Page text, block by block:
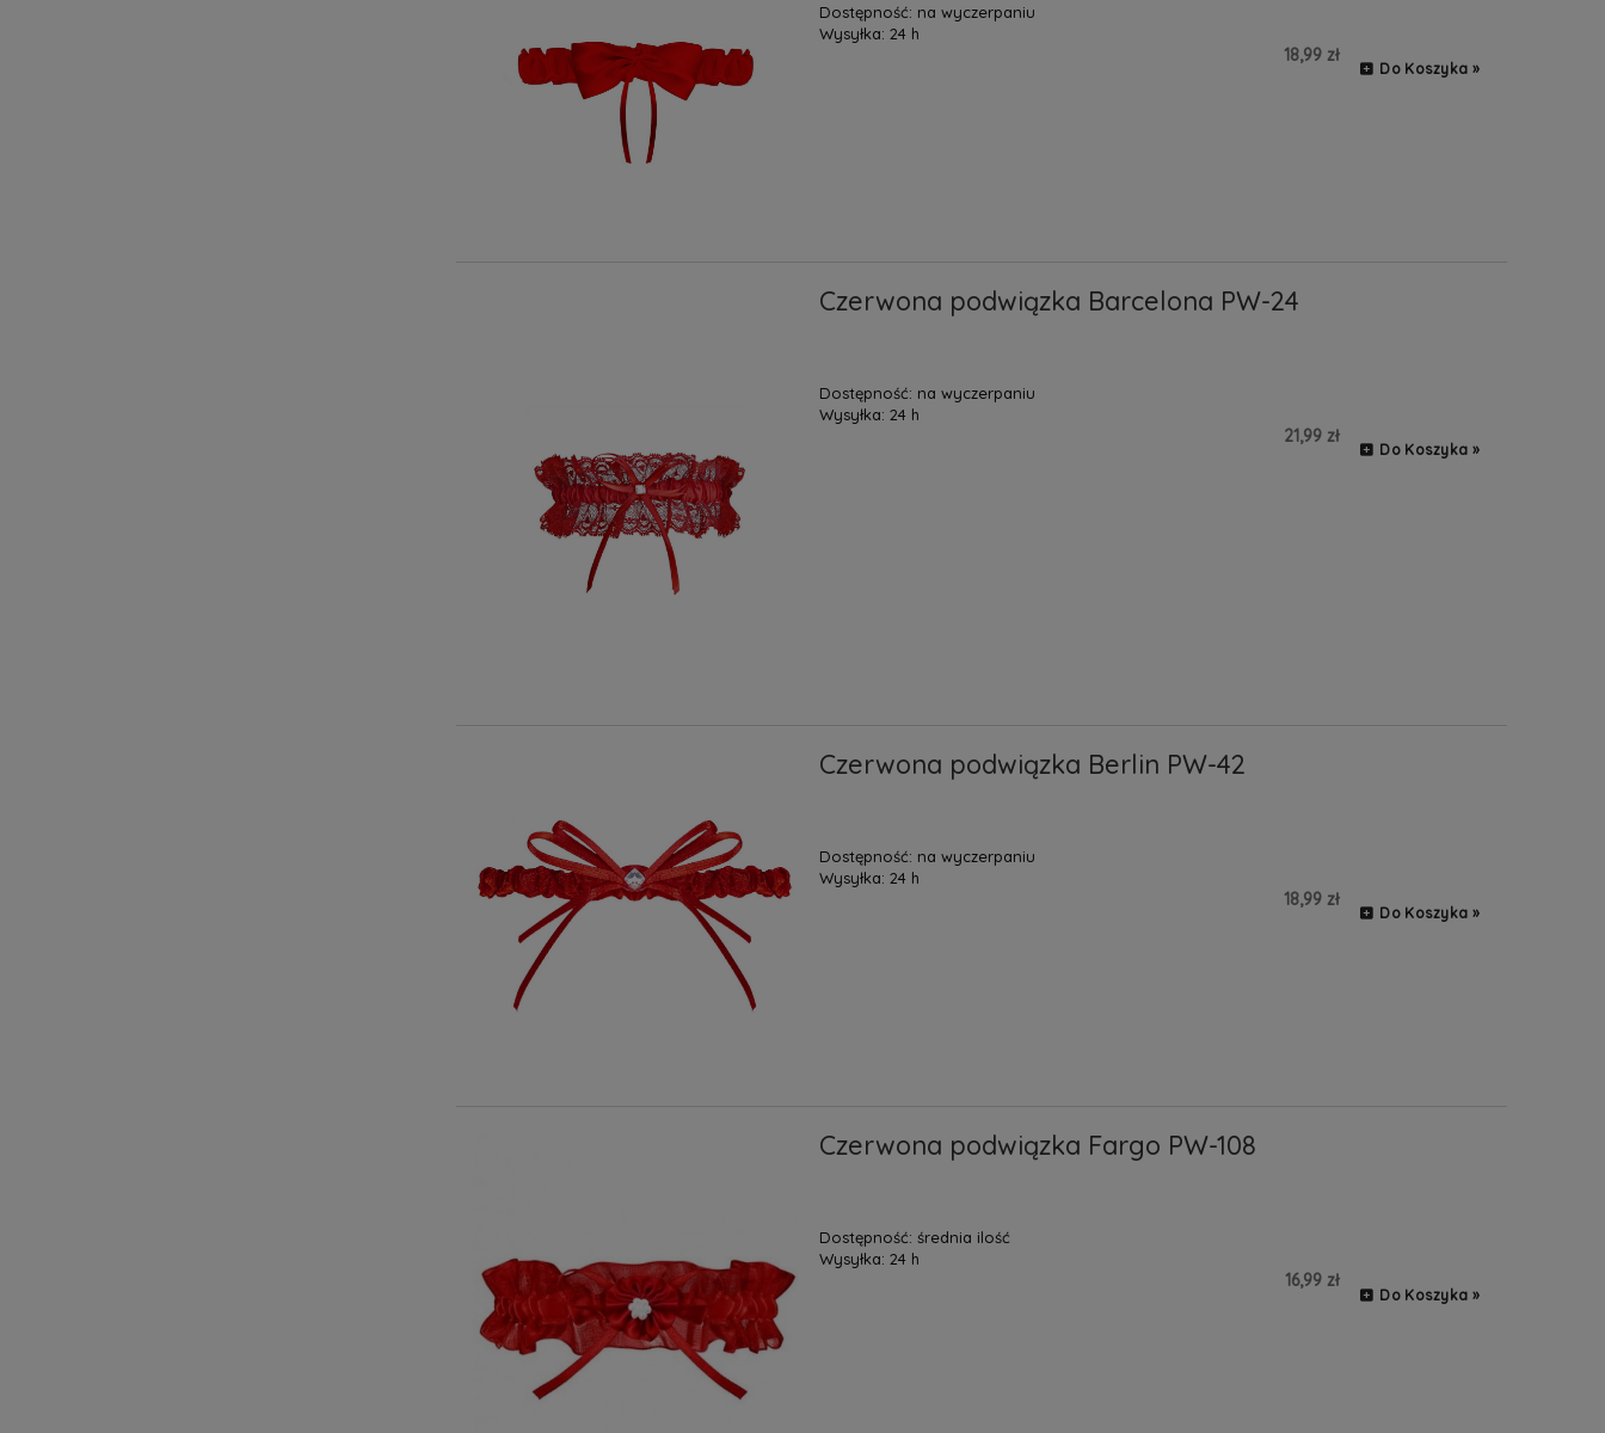
Dostępność: na wyczerpaniu
Wysyłka: 24 h
18,99 zł
Do Koszyka »
Czerwona podwiązka Barcelona PW-24
Dostępność: na wyczerpaniu
Wysyłka: 24 h
21,99 zł
Do Koszyka »
Czerwona podwiązka Berlin PW-42
Dostępność: na wyczerpaniu
Wysyłka: 24 h
18,99 zł
Do Koszyka »
Czerwona podwiązka Fargo PW-108
Dostępność: średnia ilość
Wysyłka: 24 h
16,99 zł
Do Koszyka »